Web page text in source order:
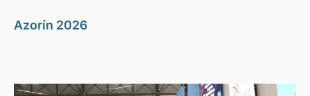
Azorín 2026